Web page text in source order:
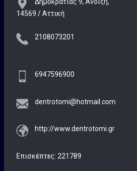
14569 / Αττική
2108073201
6947596900
dentrotomi@hotmail.com
http://www.dentrotomi.gr
Επισκέπτες:221789